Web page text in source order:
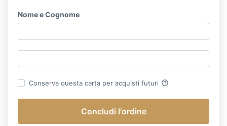
Nome e Cognome
Conserva questa carta per acquisti futuri help_outline